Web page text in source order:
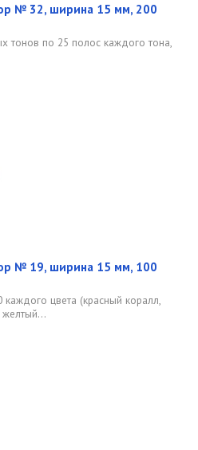
№ 32, ширина 15 мм, 200
тонов по 25 полос каждого тона,
№ 19, ширина 15 мм, 100
цвета (красный коралл,